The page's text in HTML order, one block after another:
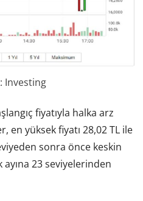
Investing
fiyatıyla halka arz
en yüksek fiyatı 28,02 TL ile
sonra önce keskin
23 seviyelerinden